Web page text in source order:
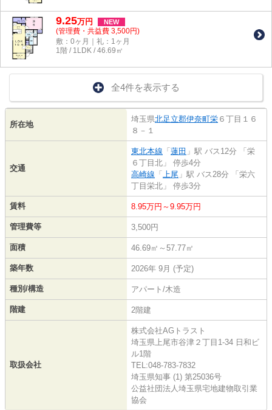
9.25万円 NEW
(管理費・共益費 3,500円)
敷：0ヶ月｜礼：1ヶ月
1階 / 1LDK / 46.69㎡
全4件を表示する
所在地
埼玉県北足立郡伊奈町栄 ６丁目１６
８－１
交通
東北本線 「 蓮田 」駅 バス12分 「栄
６丁目北」 停歩4分
高崎線 「 上尾 」駅 バス28分 「栄六
丁目栄北」 停歩3分
賃料 8.95万円～9.95万円
管理費等 3,500円
面積 46.69㎡～57.77㎡
築年数 2026年 9月 (予定)
種別/構造 アパート/木造
階建 2階建
取扱会社
株式会社AGトラスト
埼玉県上尾市谷津２丁目1-34 日和ビ
ル1階
TEL:048-783-7832
埼玉県知事 (1) 第25036号
公益社団法人埼玉県宅地建物取引業
協会